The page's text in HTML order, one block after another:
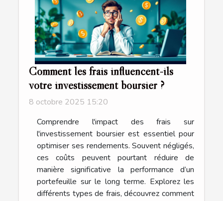
Comment les frais influencent-ils
votre investissement boursier ?
8 octobre 2025 15:20
Comprendre l'impact des frais sur
l'investissement boursier est essentiel pour
optimiser ses rendements. Souvent négligés,
ces coûts peuvent pourtant réduire de
manière significative la performance d’un
portefeuille sur le long terme. Explorez les
différents types de frais, découvrez comment